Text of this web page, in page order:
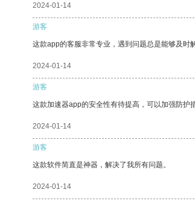
2024-01-14
游客
这款app的客服非常专业，遇到问题总是能够及时
2024-01-14
游客
这款加速器app的安全性有待提高，可以加强防护
2024-01-14
游客
这款软件简直是神器，解决了我所有问题。
2024-01-14